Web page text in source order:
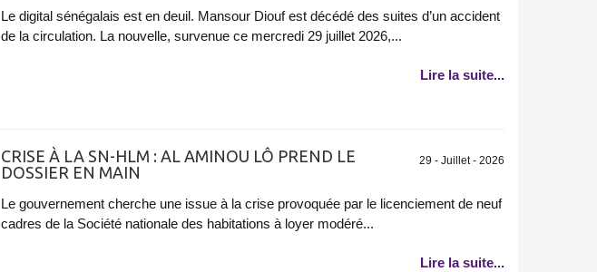
Le digital sénégalais est en deuil. Mansour Diouf est décédé des suites d’un accident
de la circulation. La nouvelle, survenue ce mercredi 29 juillet 2026,...
Lire la suite...
29 - Juillet - 2026
CRISE À LA SN-HLM : AL AMINOU LÔ PREND LE
DOSSIER EN MAIN
Le gouvernement cherche une issue à la crise provoquée par le licenciement de neuf
cadres de la Société nationale des habitations à loyer modéré...
Lire la suite...